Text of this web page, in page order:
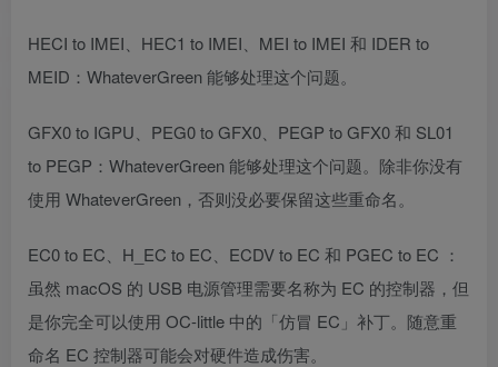
HECI to IMEI、HEC1 to IMEI、MEI to IMEI 和 IDER to
MEID：WhateverGreen 能够处理这个问题。
GFX0 to IGPU、PEG0 to GFX0、PEGP to GFX0 和 SL01
to PEGP：WhateverGreen 能够处理这个问题。除非你没有
使用 WhateverGreen，否则没必要保留这些重命名。
EC0 to EC、H_EC to EC、ECDV to EC 和 PGEC to EC ：
虽然 macOS 的 USB 电源管理需要名称为 EC 的控制器，但
是你完全可以使用 OC-little 中的「仿冒 EC」补丁。随意重
命名 EC 控制器可能会对硬件造成伤害。